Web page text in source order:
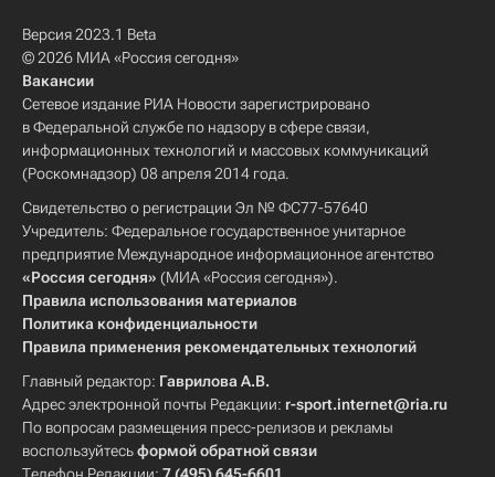
Версия 2023.1 Beta
© 2026 МИА «Россия сегодня»
Вакансии
Сетевое издание РИА Новости зарегистрировано
в Федеральной службе по надзору в сфере связи,
информационных технологий и массовых коммуникаций
(Роскомнадзор) 08 апреля 2014 года.
Свидетельство о регистрации Эл № ФС77-57640
Учредитель: Федеральное государственное унитарное
предприятие Международное информационное агентство
«Россия сегодня» (МИА «Россия сегодня»).
Правила использования материалов
Политика конфиденциальности
Правила применения рекомендательных технологий
Главный редактор: Гаврилова А.В.
Адрес электронной почты Редакции: r-sport.internet@ria.ru
По вопросам размещения пресс-релизов и рекламы
воспользуйтесьформой обратной связи